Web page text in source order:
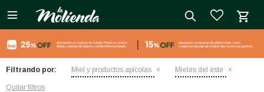

Filtrando por: Miel y productos apícolas Mieles del este
Quitar filtros